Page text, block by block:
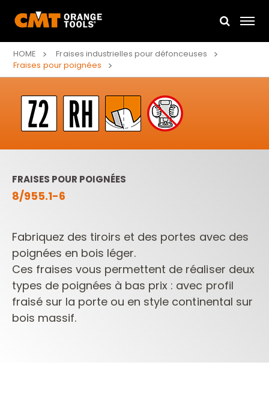
HOME
Fraises industrielles pour défonceuses
Fraises pour poignées
FRAISES POUR POIGNÉES
8/955.1-6
Fabriquez des tiroirs et des portes avec des
poignées en bois léger.
Ces fraises vous permettent de réaliser deux
types de poignées à bas prix : avec profil
fraisé sur la porte ou en style continental sur
bois massif.